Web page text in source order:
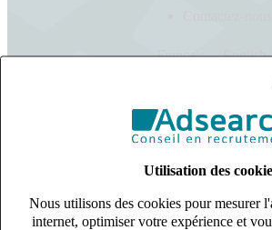
Utilisation des
Nous utilisons des cookies pour mesurer
internet, optimiser votre expérience et
Français English
s'adapter à vos besoin en recrutement
10 univers